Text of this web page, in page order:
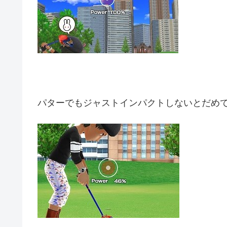
パターでもジャストインパクトしないとだめ